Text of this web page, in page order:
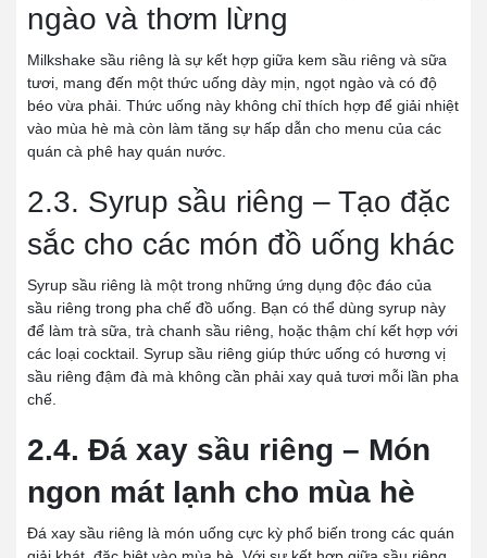
ngào và thơm lừng
Milkshake sầu riêng là sự kết hợp giữa kem sầu riêng và sữa
tươi, mang đến một thức uống dày mịn, ngọt ngào và có độ
béo vừa phải. Thức uống này không chỉ thích hợp để giải nhiệt
vào mùa hè mà còn làm tăng sự hấp dẫn cho menu của các
quán cà phê hay quán nước.
2.3. Syrup sầu riêng – Tạo đặc
sắc cho các món đồ uống khác
Syrup sầu riêng là một trong những ứng dụng độc đáo của
sầu riêng trong pha chế đồ uống. Bạn có thể dùng syrup này
để làm trà sữa, trà chanh sầu riêng, hoặc thậm chí kết hợp với
các loại cocktail. Syrup sầu riêng giúp thức uống có hương vị
sầu riêng đậm đà mà không cần phải xay quả tươi mỗi lần pha
chế.
2.4. Đá xay sầu riêng – Món
ngon mát lạnh cho mùa hè
Đá xay sầu riêng là món uống cực kỳ phổ biến trong các quán